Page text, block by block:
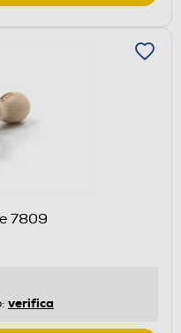
7809
verifica